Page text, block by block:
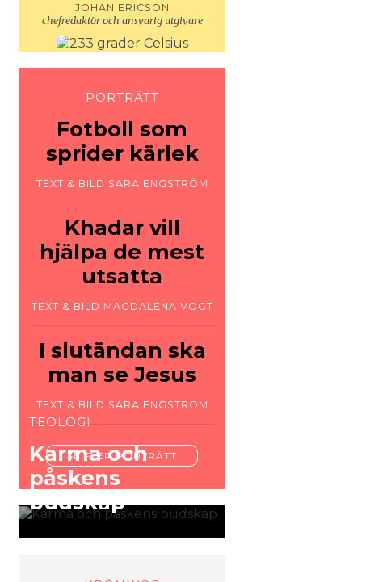
JOHAN ERICSON
chefredaktör och ansvarig utgivare
PORTRÄTT
Fotboll som
sprider kärlek
TEXT & BILD SARA ENGSTRÖM
Khadar vill
hjälpa de mest
utsatta
TEXT & BILD MAGDALENA VOGT
I slut­ändan ska
man se Jesus
TEXT & BILD SARA ENGSTRÖM
SE FLER PORTRÄTT
TEOLOGI
Karma och
påskens
budskap